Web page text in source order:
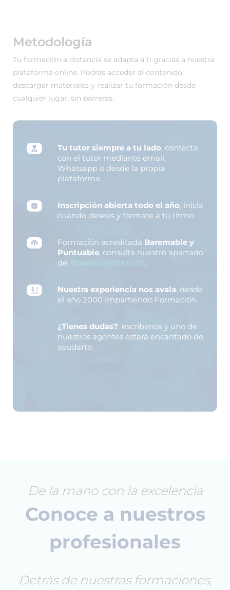
Metodología
Tu formación a distancia se adapta a ti gracias a nuestra
plataforma online. Podrás acceder al contenido,
descargar materiales y realizar tu formación desde
cualquier lugar, sin barreras.
Tu tutor siempre a tu lado, contacta
con el tutor mediante email,
Whatsapp o desde la propia
plataforma.
Inscripción abierta todo el año, inicia
cuando desees y fórmate a tu ritmo.
Formación acreditada Baremable y
Puntuable, consulta nuestro apartado
de: Bolsas contratación.
Nuestra experiencia nos avala, desde
el año 2000 impartiendo Formación.
¿Tienes dudas?, escríbenos y uno de
nuestros agentes estará encantado de
ayudarte.
De la mano con la excelencia
Conoce a nuestros
profesionales
Detrás de nuestras formaciones,